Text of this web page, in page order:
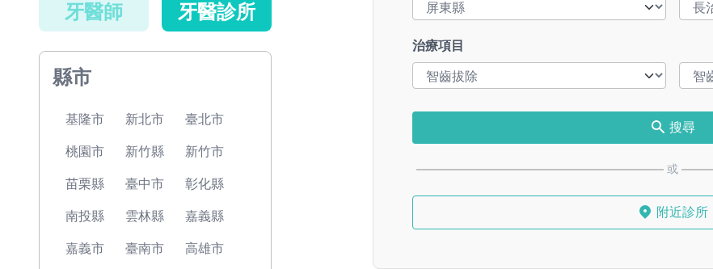
牙醫師 牙醫診所
縣市
基隆市 新北市 臺北市
桃園市 新竹縣 新竹市
苗栗縣 臺中市 彰化縣
南投縣 雲林縣 嘉義縣
嘉義市 臺南市 高雄市
治療項目
搜尋
或
附近診所